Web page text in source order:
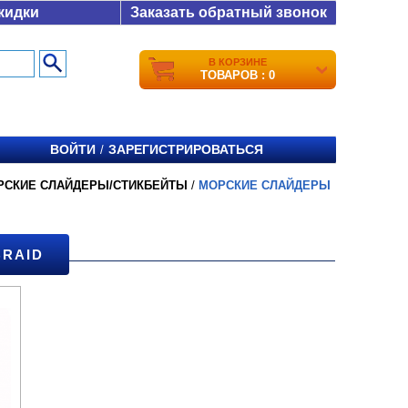
Заказать обратный звонок
В КОРЗИНЕ
ТОВАРОВ : 0
ВОЙТИ / ЗАРЕГИСТРИРОВАТЬСЯ
СЛАЙДЕРЫ/СТИКБЕЙТЫ / МОРСКИЕ СЛАЙДЕРЫ